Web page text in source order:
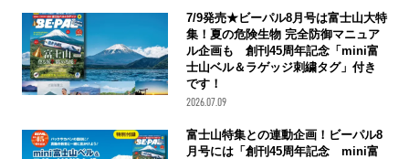
7/9発売★ビーパル8月号は富士山大特
集！夏の危険生物 完全防御マニュア
ル企画も 創刊45周年記念「mini富
士山ベル＆ラゲッジ刺繍タグ」付き
です！
2026.07.09
富士山特集との連動企画！ビーパル8
月号には「創刊45周年記念 mini富